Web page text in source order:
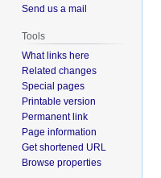
Send us a mail
Tools
What links here
Related changes
Special pages
Printable version
Permanent link
Page information
Get shortened URL
Browse properties